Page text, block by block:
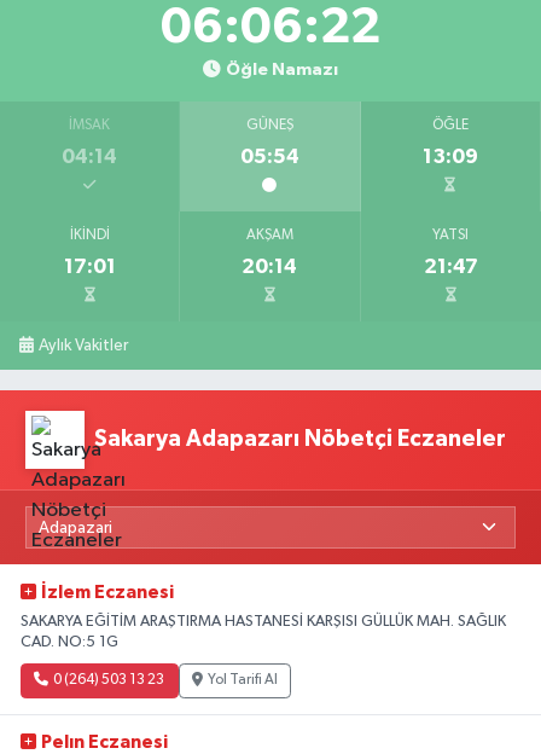
06:06:20
Öğle Namazı
İMSAK
04:14
GÜNEŞ
05:54
ÖĞLE
13:09
İKINDI
17:01
AKŞAM
20:14
YATSI
21:47
Aylık Vakitler
Sakarya Adapazarı Nöbetçi Eczaneler
İzlem Eczanesi
SAKARYA EĞİTİM ARAŞTIRMA HASTANESİ KARŞISI GÜLLÜK MAH. SAĞLIK
CAD. NO:5 1G
0 (264) 503 13 23 Yol Tarifi Al
Pelın Eczanesi